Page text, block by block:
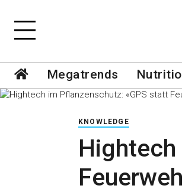
Megatrends
KNOWLEDGE